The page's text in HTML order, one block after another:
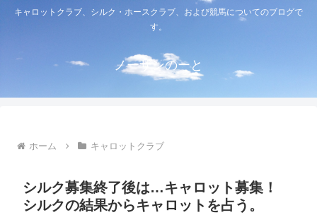
キャロットクラブ、シルク・ホースクラブ、および競馬についてのブログで
す。
ノーザンのーと
ホーム キャロットクラブ
シルク募集終了後は…キャロット募集！
シルクの結果からキャロットを占う。